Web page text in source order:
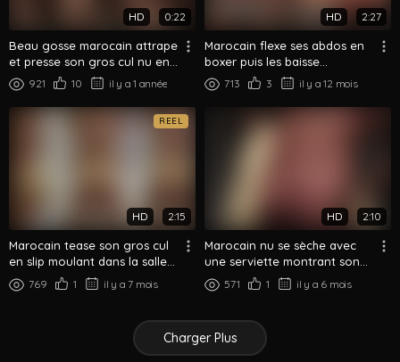
HD 0:22
Beau gosse marocain attrape
et presse son gros cul nu en
gros plan
921 10 il y a 1 année
HD 2:27
Marocain flexe ses abdos en
boxer puis les baisse
montrant son gros cul
713 3 il y a 12 mois
REEL
HD 2:15
Marocain tease son gros cul
en slip moulant dans la salle
de bain
769 1 il y a 7 mois
HD 2:10
Marocain nu se sèche avec
une serviette montrant son
gros cul sous la douche
571 1 il y a 6 mois
Charger Plus